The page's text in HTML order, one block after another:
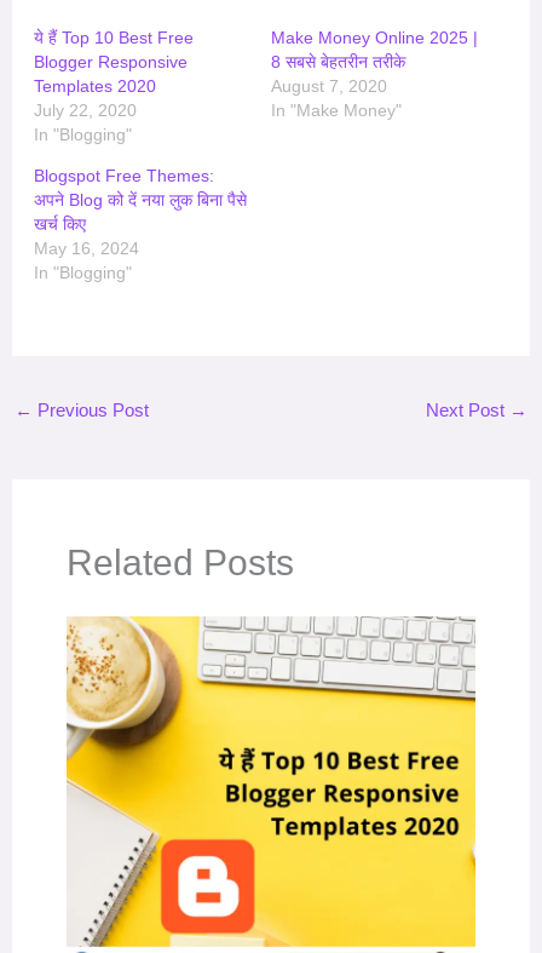
ये हैं Top 10 Best Free
Blogger Responsive
Templates 2020
July 22, 2020
In "Blogging"
Make Money Online 2025 |
8 सबसे बेहतरीन तरीके
August 7, 2020
In "Make Money"
Blogspot Free Themes:
अपने Blog को दें नया लुक बिना पैसे
खर्च किए
May 16, 2024
In "Blogging"
← Previous Post Next Post →
Related Posts